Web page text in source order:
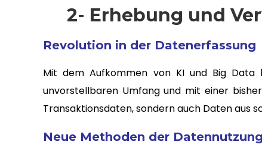
2- Erhebung und
Revolution in der Datenerfassung
Mit dem Aufkommen von KI und Big
unvorstellbaren Umfang und mit einer
Transaktionsdaten, sondern auch Daten aus
Neue Methoden der Datennutzung